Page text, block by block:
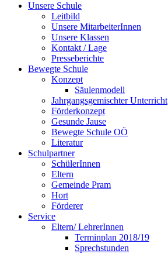
Unsere Schule
Leitbild
Unsere MitarbeiterInnen
Unsere Klassen
Kontakt / Lage
Presseberichte
Bewegte Schule
Konzept
Säulenmodell
Jahrgangsgemischter Unterricht
Förderkonzept
Gesunde Jause
Bewegte Schule OÖ
Literatur
Schulpartner
SchülerInnen
Eltern
Gemeinde Pram
Hort
Förderer
Service
Eltern/ LehrerInnen
Terminplan 2018/19
Sprechstunden